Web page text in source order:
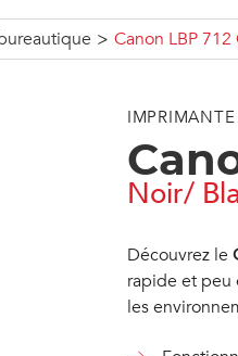
> Canon LBP 712
Noir/
Découvrez le
rapide et peu
les